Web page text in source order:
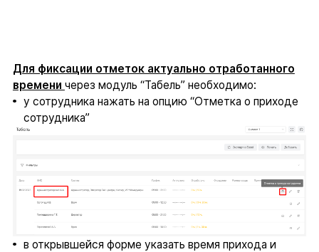
Для фиксации отметок актуально отработанного
времени через модуль “Табель” необходимо:
у сотрудника нажать на опцию “Отметка о приходе
сотрудника”
в открывшейся форме указать время прихода и